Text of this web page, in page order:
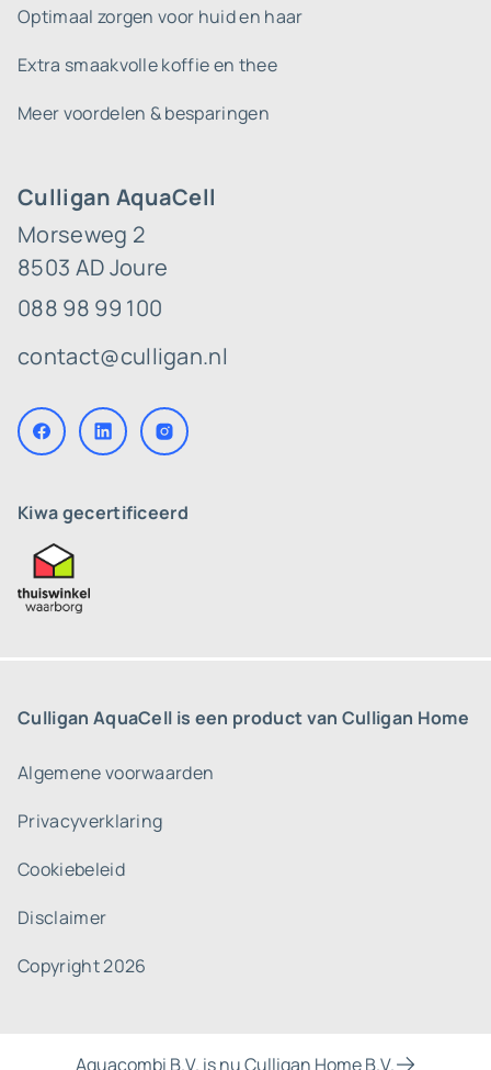
Culligan AquaCell
Morseweg 2
8503 AD Joure
088 98 99 100
contact@culligan.nl
Kiwa gecertificeerd
Optimaal zorgen voor huid en haar
Extra smaakvolle koffie en thee
Meer voordelen & besparingen
Culligan AquaCell is een product van Culligan Home
Algemene voorwaarden
Privacyverklaring
Cookiebeleid
Disclaimer
Copyright 2026
Aquacombi B.V. is nu Culligan Home B.V.